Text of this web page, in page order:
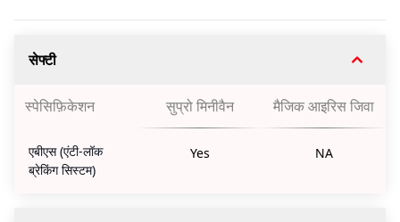
सेफ्टी
स्पेसिफ़िकेशन सुप्रो मिनीवैन मैजिक आइरिस जिवा
एबीएस (एंटी-लॉक
ब्रेकिंग सिस्टम)
Yes NA